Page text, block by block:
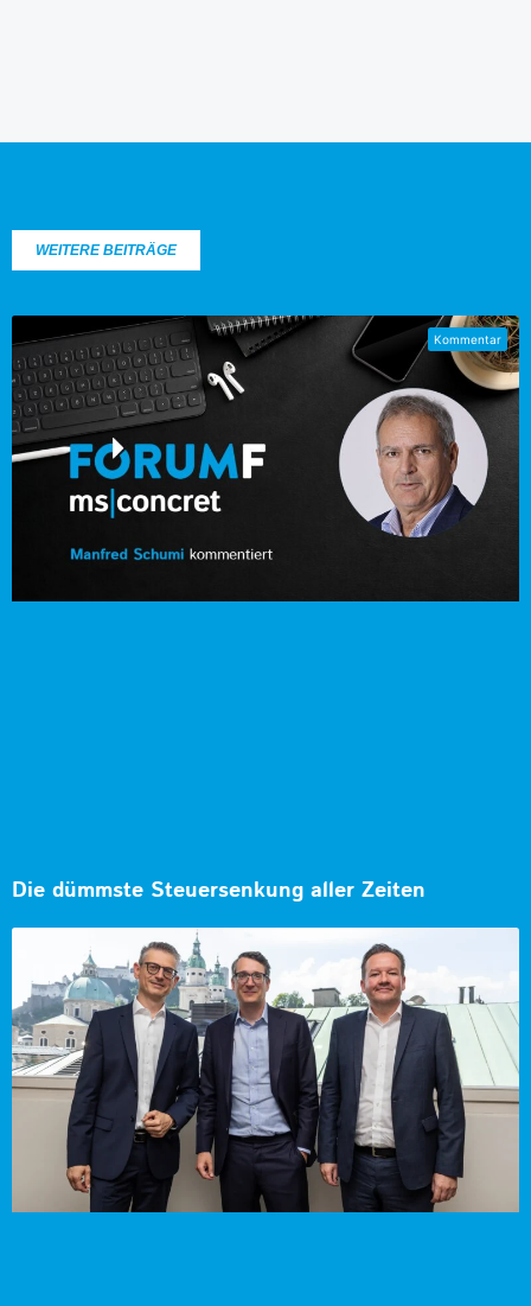
WEITERE BEITRÄGE
Die dümmste Steuersenkung aller Zeiten